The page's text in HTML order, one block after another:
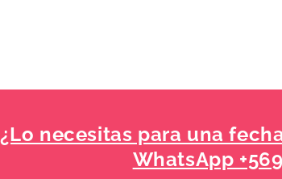
¿Lo necesitas para una
WhatsApp